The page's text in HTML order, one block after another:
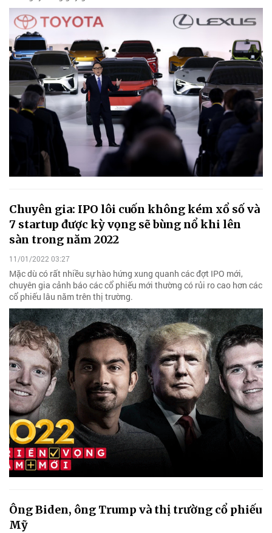
Chuyên gia: IPO lôi cuốn không kém xổ số và
7 startup được kỳ vọng sẽ bùng nổ khi lên
sàn trong năm 2022
11/01/2022 03:27
Mặc dù có rất nhiều sự hào hứng xung quanh các đợt IPO mới,
chuyên gia cảnh báo các cổ phiếu mới thường có rủi ro cao hơn các
cổ phiếu lâu năm trên thị trường.
Ông Biden, ông Trump và thị trường cổ phiếu
Mỹ